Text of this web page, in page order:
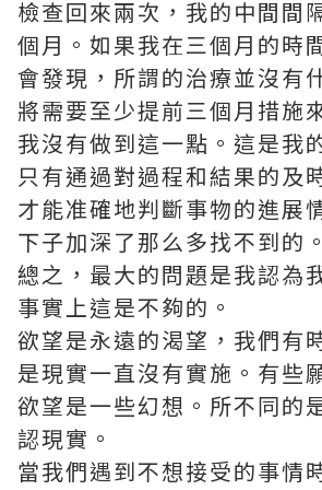
檢查回來兩次，我的中間間
個月。如果我在三個月的時
會發現，所謂的治療並沒有
將需要至少提前三個月措施
我沒有做到這一點。這是我
只有通過對過程和結果的及
才能准確地判斷事物的進展
下子加深了那么多找不到的。
總之，最大的問題是我認為
事實上這是不夠的。
欲望是永遠的渴望，我們有
是現實一直沒有實施。有些
欲望是一些幻想。所不同的
認現實。
當我們遇到不想接受的事情